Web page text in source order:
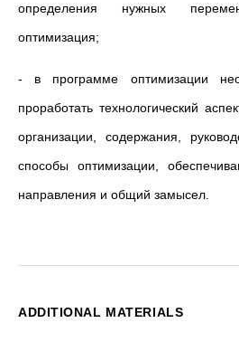
определения нужных
оптимизация;
- в программе оптимизации
проработать технологический
организации, содержания,
способы оптимизации,
направления и общий замысел.
ADDITIONAL MATERIALS